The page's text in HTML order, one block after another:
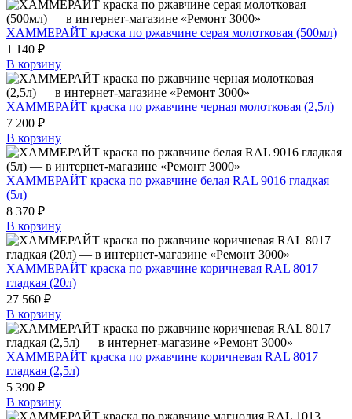
ХАММЕРАЙТ краска по ржавчине серая молотковая (500мл)
1 140 ₽
В корзину
ХАММЕРАЙТ краска по ржавчине черная молотковая (2,5л)
7 200 ₽
В корзину
ХАММЕРАЙТ краска по ржавчине белая RAL 9016 гладкая
(5л)
8 370 ₽
В корзину
ХАММЕРАЙТ краска по ржавчине коричневая RAL 8017
гладкая (20л)
27 560 ₽
В корзину
ХАММЕРАЙТ краска по ржавчине коричневая RAL 8017
гладкая (2,5л)
5 390 ₽
В корзину